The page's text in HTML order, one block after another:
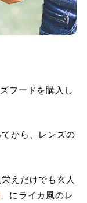
フードを購入し
から、レンズの
えだけでも玄人
にライカ風のレ